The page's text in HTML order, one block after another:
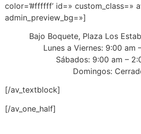
color=’#ffffff’ id=» custom_class=»
admin_preview_bg=»]
Bajo Boquete, Plaza Los
Lunes a Viernes: 9:00 am
Sábados: 9:00 am –
Domingos:
[/av_textblock]
[/av_one_half]